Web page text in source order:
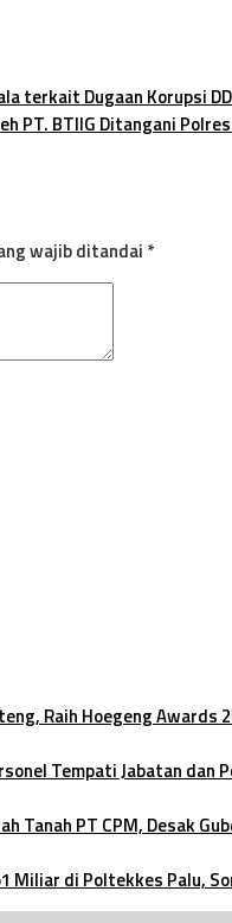
terkait Dugaan Korupsi
PT. BTIIG Ditangani
wajib ditandai *
Raih Hoegeng Awards
Tempati Jabatan dan
Tanah PT CPM, Desak
Miliar di Poltekkes Palu,